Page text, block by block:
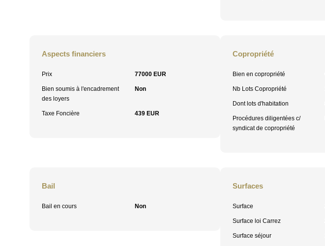
Aspects financiers
Prix 77000 EUR
Bien soumis à l'encadrement
des loyers
Non
Taxe Foncière 439 EUR
Copropriété
Bien en copropriété
Nb Lots Copropriété
Dont lots d'habitation
Procédures diligentées c/
syndicat de copropriété
Bail
Bail en cours Non
Surfaces
Surface
Surface loi Carrez
Surface séjour